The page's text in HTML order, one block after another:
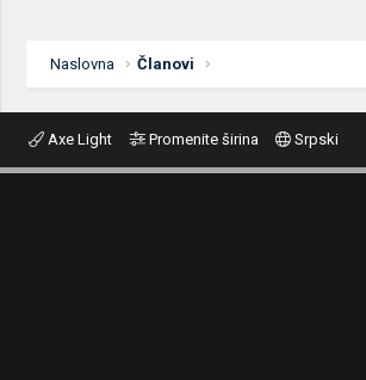
Naslovna Članovi
Axe Light Promenite širina Srpski